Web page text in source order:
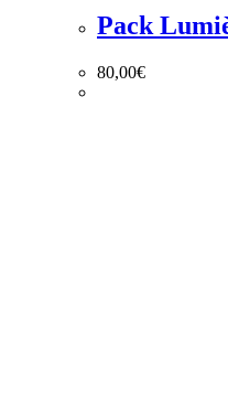
Pack
80,00€